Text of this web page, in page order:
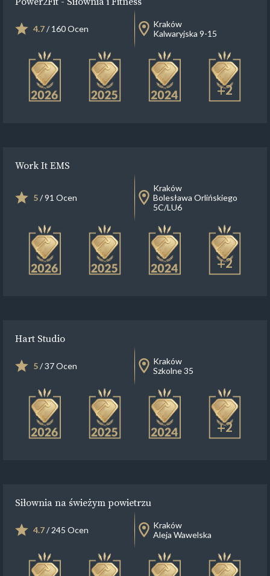
4.7/ 160 Ocen
Kraków
Kalwaryjska 9-15
+2
Work It EMS
5/ 91 Ocen
Kraków
Bolesława Orlińskiego
5C/LU6
+2
Hart Studio
5/ 37 Ocen
Kraków
Szkolne 35
+2
Siłownia na świeżym powietrzu
4.7/ 245 Ocen
Kraków
Aleja Wawelska